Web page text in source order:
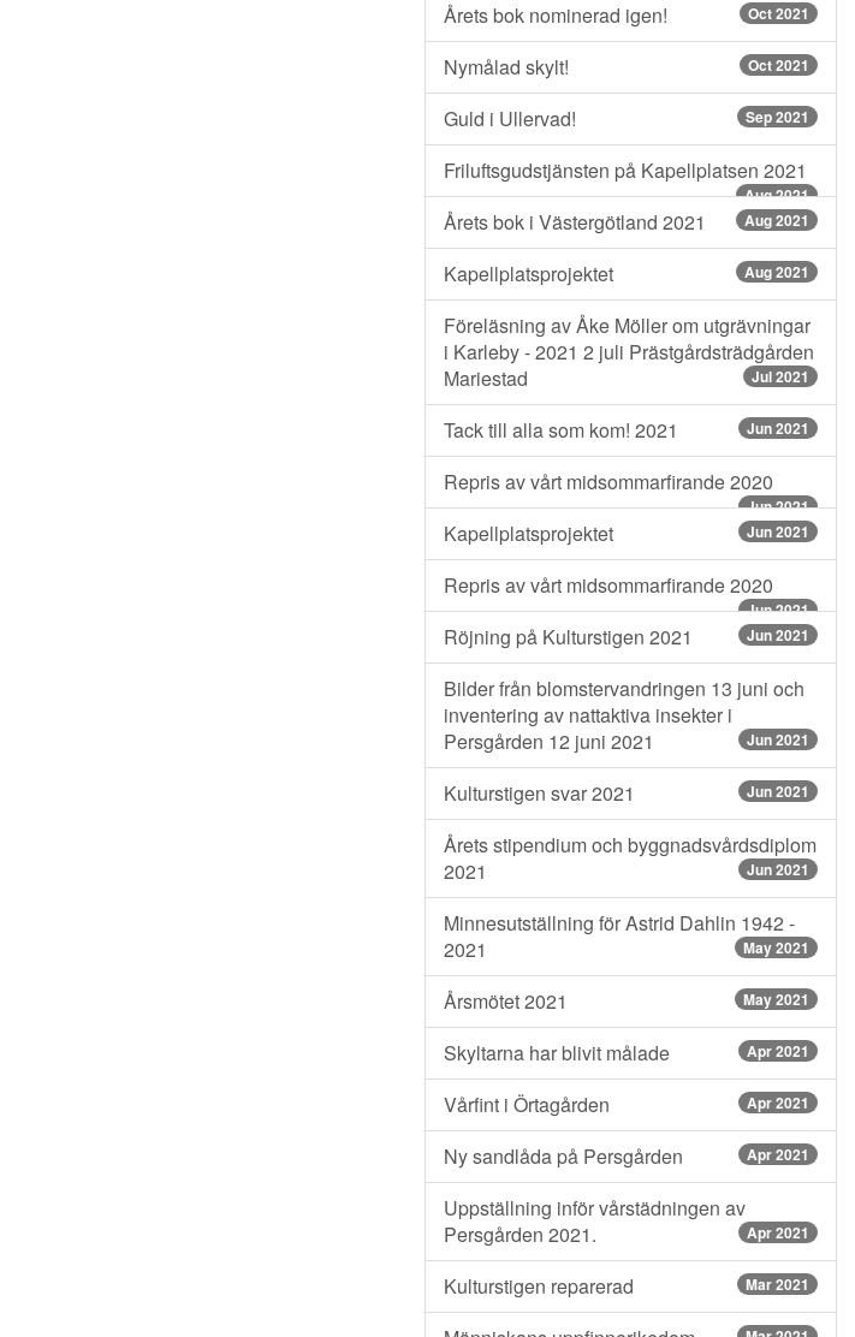
Årets bok nominerad igen! Oct 2021
Nymålad skylt! Oct 2021
Guld i Ullervad! Sep 2021
Friluftsgudstjänsten på Kapellplatsen 2021
Aug 2021
Årets bok i Västergötland 2021 Aug 2021
Kapellplatsprojektet Aug 2021
Föreläsning av Åke Möller om utgrävningar
i Karleby - 2021 2 juli Prästgårdsträdgården
Mariestad
Jul 2021
Tack till alla som kom! 2021 Jun 2021
Repris av vårt midsommarfirande 2020
Jun 2021
Kapellplatsprojektet Jun 2021
Repris av vårt midsommarfirande 2020
Jun 2021
Röjning på Kulturstigen 2021 Jun 2021
Bilder från blomstervandringen 13 juni och
inventering av nattaktiva insekter i
Persgården 12 juni 2021
Jun 2021
Kulturstigen svar 2021 Jun 2021
Årets stipendium och byggnadsvårdsdiplom
2021
Jun 2021
Minnesutställning för Astrid Dahlin 1942 -
2021
May 2021
Årsmötet 2021 May 2021
Skyltarna har blivit målade Apr 2021
Vårfint i Örtagården Apr 2021
Ny sandlåda på Persgården Apr 2021
Uppställning inför vårstädningen av
Persgården 2021.
Apr 2021
Kulturstigen reparerad Mar 2021